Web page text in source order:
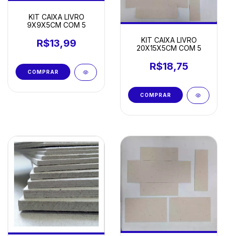
KIT CAIXA LIVRO
9X9X5CM COM 5
R$13,99
KIT CAIXA LIVRO
20X15X5CM COM 5
R$18,75